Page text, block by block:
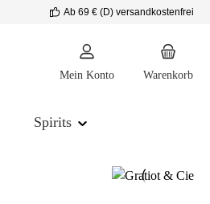
Ab 69 € (D) versandkostenfrei
Mein Konto Warenkorb
Spirits